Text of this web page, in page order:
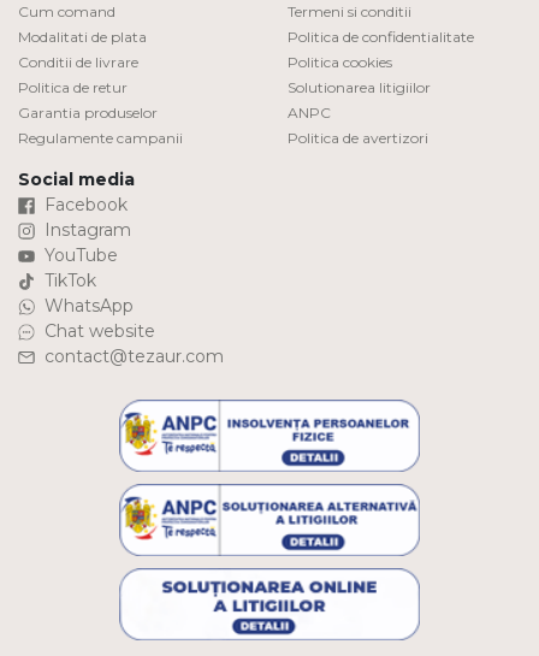
Cum comand
Modalitati de plata
Conditii de livrare
Politica de retur
Garantia produselor
Regulamente campanii
Termeni si conditii
Politica de confidentialitate
Politica cookies
Solutionarea litigiilor
ANPC
Politica de avertizori
Social media
Facebook
Instagram
YouTube
TikTok
WhatsApp
Chat website
contact@tezaur.com